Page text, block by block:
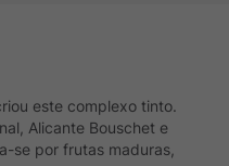
este complexo tinto.
Alicante Bouschet e
se por frutas maduras,